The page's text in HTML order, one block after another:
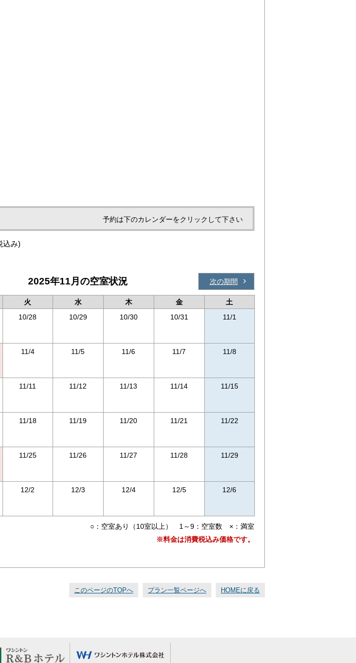
予約は下のカレンダーをクリックして下さい
込み)
2025年11月の空室状況 次の期間
火 水 木 金
土
10/28 10/29 10/30 10/31 11/1
11/4 11/5 11/6 11/7 11/8
11/11 11/12 11/13 11/14 11/15
11/18 11/19 11/20 11/21 11/22
11/25 11/26 11/27 11/28 11/29
12/2 12/3 12/4 12/5 12/6
○：空室あり（10室以上） 1～9：空室数 ×：満室
※料金は消費税込み価格です。
このページのTOPへ プラン一覧ページへ HOMEに戻る